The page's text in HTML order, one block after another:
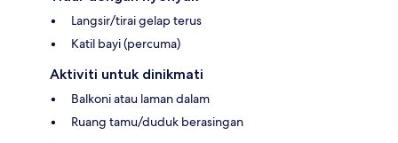
Langsir/tirai gelap terus
Katil bayi (percuma)
Aktiviti untuk dinikmati
Balkoni atau laman dalam
Ruang tamu/duduk berasingan